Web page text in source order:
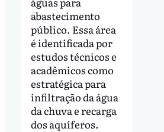
abastecimento
público. Essa área
é identificada por
estudos técnicos e
acadêmicos como
estratégica para
infiltração da água
da chuva e recarga
dos aquíferos.